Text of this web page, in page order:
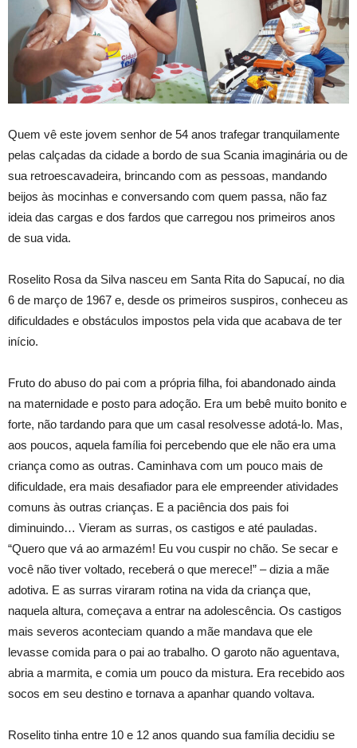
Quem vê este jovem senhor de 54 anos trafegar tranquilamente
pelas calçadas da cidade a bordo de sua Scania imaginária ou de
sua retroescavadeira, brincando com as pessoas, mandando
beijos às mocinhas e conversando com quem passa, não faz
ideia das cargas e dos fardos que carregou nos primeiros anos
de sua vida.
Roselito Rosa da Silva nasceu em Santa Rita do Sapucaí, no dia
6 de março de 1967 e, desde os primeiros suspiros, conheceu as
dificuldades e obstáculos impostos pela vida que acabava de ter
início.
Fruto do abuso do pai com a própria filha, foi abandonado ainda
na maternidade e posto para adoção. Era um bebê muito bonito e
forte, não tardando para que um casal resolvesse adotá-lo. Mas,
aos poucos, aquela família foi percebendo que ele não era uma
criança como as outras. Caminhava com um pouco mais de
dificuldade, era mais desafiador para ele empreender atividades
comuns às outras crianças. E a paciência dos pais foi
diminuindo… Vieram as surras, os castigos e até pauladas.
“Quero que vá ao armazém! Eu vou cuspir no chão. Se secar e
você não tiver voltado, receberá o que merece!” – dizia a mãe
adotiva. E as surras viraram rotina na vida da criança que,
naquela altura, começava a entrar na adolescência. Os castigos
mais severos aconteciam quando a mãe mandava que ele
levasse comida para o pai ao trabalho. O garoto não aguentava,
abria a marmita, e comia um pouco da mistura. Era recebido aos
socos em seu destino e tornava a apanhar quando voltava.
Roselito tinha entre 10 e 12 anos quando sua família decidiu se